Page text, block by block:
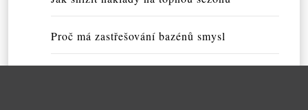
Proč má zastřešování bazénů smysl